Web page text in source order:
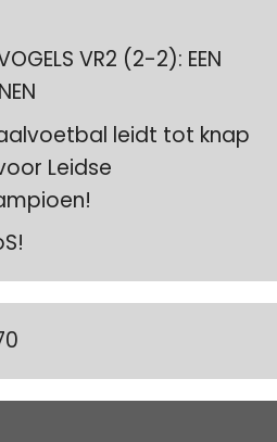
VR2 (2-2): EEN
leidt tot knap
Leidse